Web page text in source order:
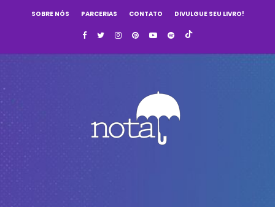
SOBRE NÓS PARCERIAS CONTATO DIVULGUE SEU LIVRO!